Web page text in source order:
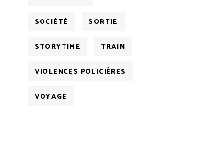
SOCIÉTÉ SORTIE
STORYTIME TRAIN
VIOLENCES POLICIÈRES
VOYAGE